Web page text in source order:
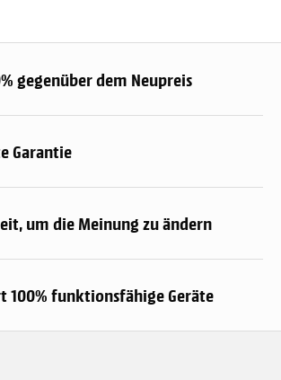
gegenüber dem Neupreis
Garantie
um die Meinung zu ändern
100% funktionsfähige Geräte